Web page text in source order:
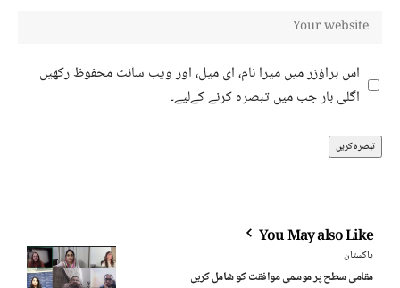
اس براؤزر میں میرا نام، ای میل، اور ویب سائٹ محفوظ رکھیں
اگلی بار جب میں تبصرہ کرنے کےلیے۔
You May also Like
پاکستان
مقامی سطح پر موسمی موافقت کو شامل کریں